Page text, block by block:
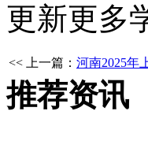
更新更多
<< 上一篇： 河南2025年
推荐资讯